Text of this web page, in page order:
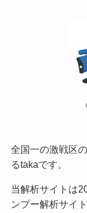
全国一の激戦区
るtakaです。
当解析サイトは
ンプー解析サイト